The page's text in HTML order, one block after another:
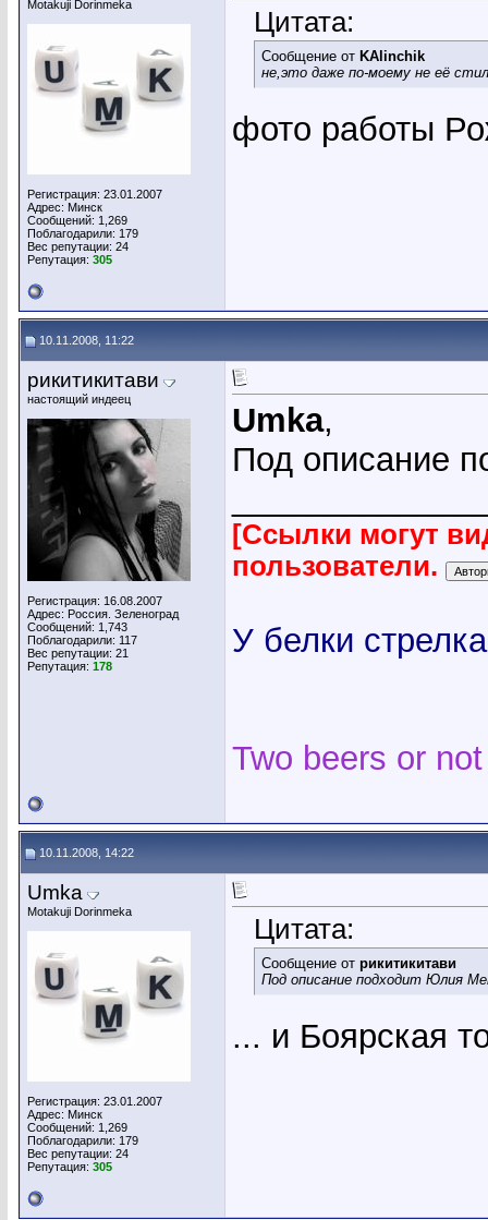
Motakuji Dorinmeka
Регистрация: 23.01.2007
Адрес: Минск
Сообщений: 1,269
Поблагодарили: 179
Вес репутации: 24
Репутация: 305
Цитата:
Сообщение от KAlinchik
не,это даже по-моему не её
фото работы
10.11.2008, 11:22
рикитикитави
настоящий индеец
Регистрация: 16.08.2007
Адрес: Россия. Зеленоград
Сообщений: 1,743
Поблагодарили: 117
Вес репутации: 21
Репутация: 178
Umka,
Под описание
[Ссылки могут
пользователи.
У белки
Two beers or
10.11.2008, 14:22
Umka
Motakuji Dorinmeka
Регистрация: 23.01.2007
Адрес: Минск
Сообщений: 1,269
Поблагодарили: 179
Вес репутации: 24
Репутация: 305
Цитата:
Сообщение от рикитикитави
Под описание подходит Юлия
... и Боярская